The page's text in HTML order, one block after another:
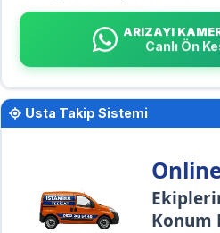
ARIZAYI
Canlı Ön
Usta Takip Sistemi
Konum